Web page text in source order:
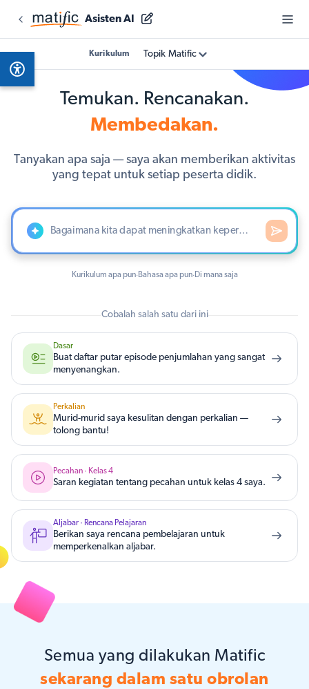
Asisten AI
Kurikulum Topik Matific
Temukan. Rencanakan.
Membedakan.
Tanyakan apa saja — saya akan memberikan aktivitas
yang tepat untuk setiap peserta didik.
Kurikulum apa pun·Bahasa apa pun·Di mana saja
Cobalah salah satu dari ini
Dasar
Buat daftar putar episode penjumlahan yang sangat
menyenangkan.
Perkalian
Murid-murid saya kesulitan dengan perkalian —
tolong bantu!
Pecahan · Kelas 4
Saran kegiatan tentang pecahan untuk kelas 4 saya.
Aljabar · Rencana Pelajaran
Berikan saya rencana pembelajaran untuk
memperkenalkan aljabar.
Semua yang dilakukan Matific
sekarang dalam satu obrolan